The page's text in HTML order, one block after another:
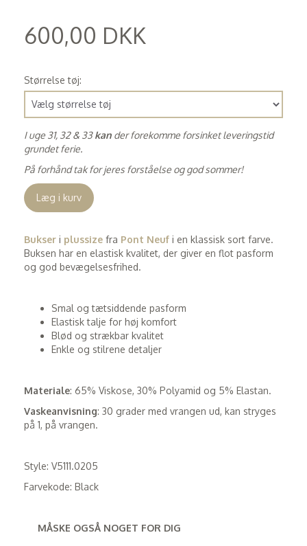
600,00 DKK
Størrelse tøj:
I uge 31, 32 & 33kan der forekomme forsinket leveringstid
grundet ferie.
På forhånd tak for jeres forståelse og god sommer!
Læg i kurv
Bukser i plussize fra Pont Neuf i en klassisk sort farve.
Buksen har en elastisk kvalitet, der giver en flot pasform
og god bevægelsesfrihed.
Smal og tætsiddende pasform
Elastisk talje for høj komfort
Blød og strækbar kvalitet
Enkle og stilrene detaljer
Materiale: 65% Viskose, 30% Polyamid og 5% Elastan.
Vaskeanvisning: 30 grader med vrangen ud, kan stryges
på 1, på vrangen.
Style: V5111.0205
Farvekode: Black
MÅSKE OGSÅ NOGET FOR DIG